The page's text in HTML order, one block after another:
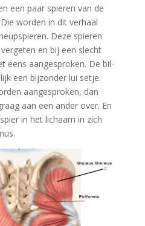
een paar spieren van de
worden in dit verhaal
Deze spieren
en bij een slecht
eens aangesproken. De bil-
een bijzonder lui setje.
aangesproken, dan
aan een ander over. En
in het lichaam in zich